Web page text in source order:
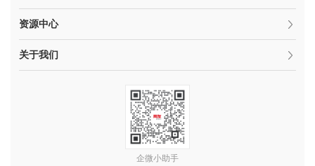
资源中心
关于我们
企微小助手